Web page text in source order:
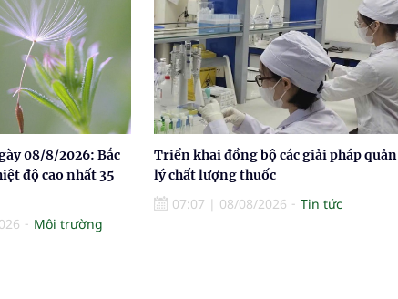
08/8/2026: Bắc
độ cao nhất 35
Môi trường
Triển khai đồng bộ các giải pháp quản
lý chất lượng thuốc
07:07 | 08/08/2026 Tin tức